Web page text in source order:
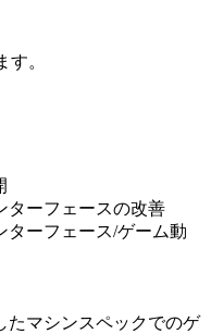
。
ターフェースの改善
ターフェース/ゲーム動
たマシンスペックでのゲ